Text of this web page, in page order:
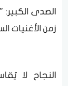
الصدى
زمن الأغنيات
النجاح لا